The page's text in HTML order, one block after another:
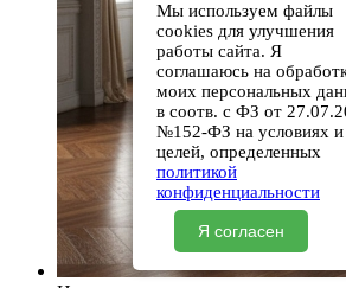
Мы используем файлы
cookies для улучшения
работы сайта. Я
соглашаюсь на
моих персональных
в соотв. с ФЗ от
№152-ФЗ на условиях и
целей, определенных
политикой
конфиденциальности
Я согласен